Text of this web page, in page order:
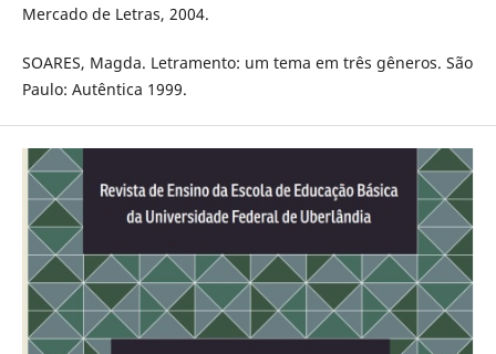
Mercado de Letras, 2004.
SOARES, Magda. Letramento: um tema em três gêneros. São
Paulo: Autêntica 1999.